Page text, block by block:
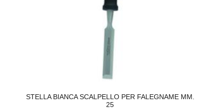
STELLA BIANCA SCALPELLO PER FALEGNAME MM.
25